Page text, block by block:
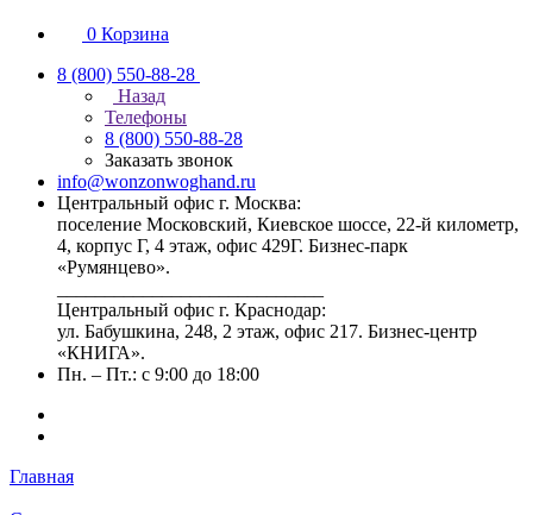
0 Корзина
8 (800) 550-88-28
Назад
Телефоны
8 (800) 550-88-28
Заказать звонок
info@wonzonwoghand.ru
Центральный офис г. Москва:
поселение Московский, Киевское шоссе, 22-й километр,
4, корпус Г, 4 этаж, офис 429Г. Бизнес-парк
«Румянцево».
Центральный офис г. Краснодар:
ул. Бабушкина, 248, 2 этаж, офис 217. Бизнес-центр
«КНИГА».
Пн. – Пт.: с 9:00 до 18:00
Главная